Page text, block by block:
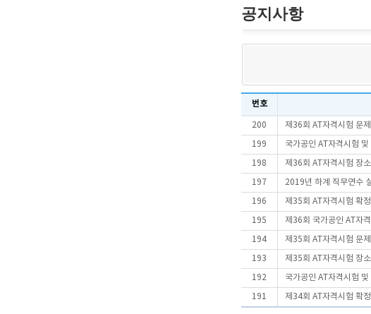
공지사항
번호
200 제36회 AT자격시험 문
199 국가공인 AT자격시험
198 제36회 AT자격시험 장
197 2019년 하계 직무연수
196 제35회 AT자격시험 확
195 제36회 국가공인 AT자
194 제35회 AT자격시험 문
193 제35회 AT자격시험 장
192 국가공인 AT자격시험 및
191 제34회 AT자격시험 확